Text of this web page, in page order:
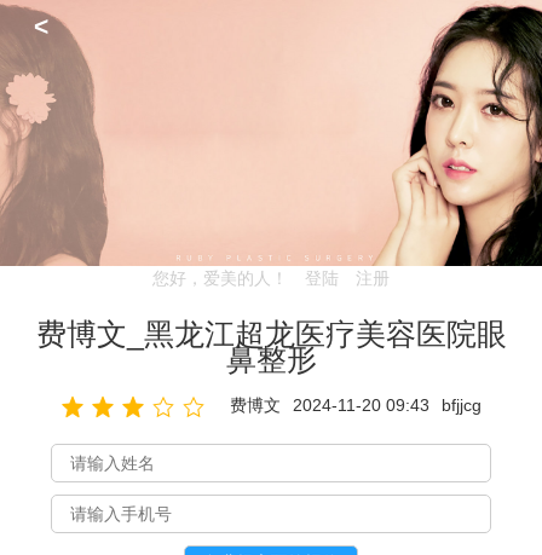
<
您好，爱美的人！ 登陆 注册
费博文_黑龙江超龙医疗美容医院眼
鼻整形
费博文 2024-11-20 09:43 bfjjcg